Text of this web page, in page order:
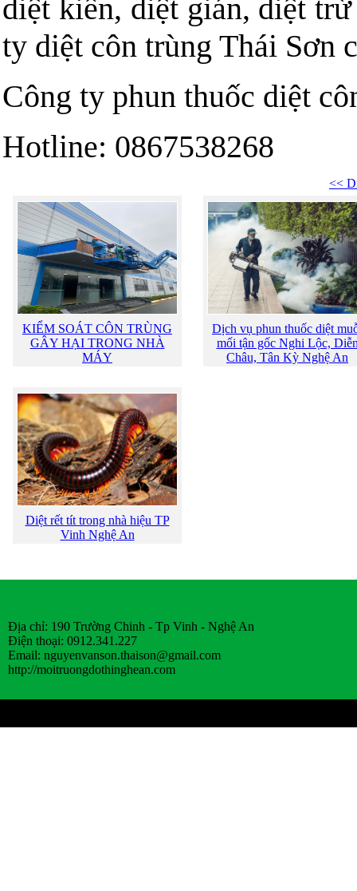
diệt kiến, diệt gián, diệt
ty diệt côn trùng Thái Sơn
Công ty phun thuốc diệt
Hotline: 0867538268
<<
KIỂM SOÁT CÔN TRÙNG
GÂY HẠI TRONG NHÀ
MÁY
Dịch vụ phun thuốc diệt
mối tận gốc Nghi Lộc,
Châu, Tân Kỳ Nghệ An
Diệt rết tít trong nhà hiệu TP
Vinh Nghệ An
Địa chỉ: 190 Trường Chinh - Tp Vinh - Nghệ An
Điện thoại: 0912.341.227
Email: nguyenvanson.thaison@gmail.com
http://moitruongdothinghean.com